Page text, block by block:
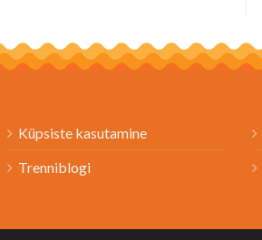
Küpsiste kasutamine
Trenniblogi